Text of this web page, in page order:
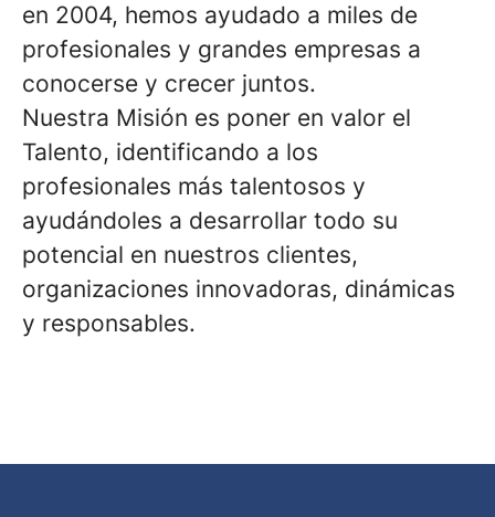
en 2004, hemos ayudado a miles de
profesionales y grandes empresas a
conocerse y crecer juntos.
Nuestra Misión es poner en valor el
Talento, identificando a los
profesionales más talentosos y
ayudándoles a desarrollar todo su
potencial en nuestros clientes,
organizaciones innovadoras, dinámicas
y responsables.